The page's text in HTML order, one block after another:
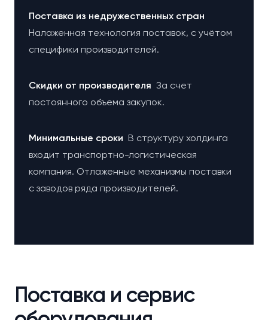
Поставка из недружественных стран
Налаженная технология поставок, с учётом
специфики производителей.
Cкидки от производителя За счет
постоянного объема закупок.
Минимальные сроки В структуру холдинга
входит транспортно-логистическая
компания. Отлаженные механизмы поставки
с заводов ряда производителей.
Поставка и сервис